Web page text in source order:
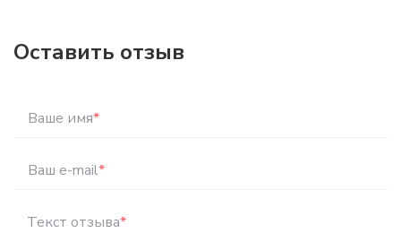
Оставить отзыв
Ваше имя*
Ваш e-mail*
Текст отзыва*